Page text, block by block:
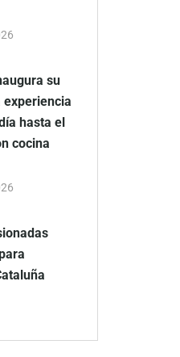
su
experiencia
hasta el
cocina